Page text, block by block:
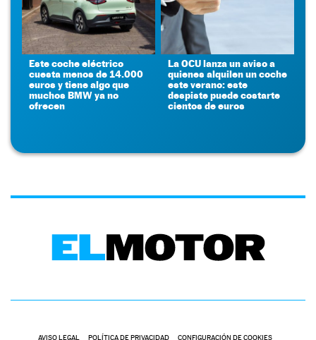
Este coche eléctrico
cuesta menos de 14.000
euros y tiene algo que
muchos BMW ya no
ofrecen
La OCU lanza un aviso a
quienes alquilen un coche
este verano: este
despiste puede costarte
cientos de euros
AVISO LEGAL POLÍTICA DE PRIVACIDAD CONFIGURACIÓN DE COOKIES